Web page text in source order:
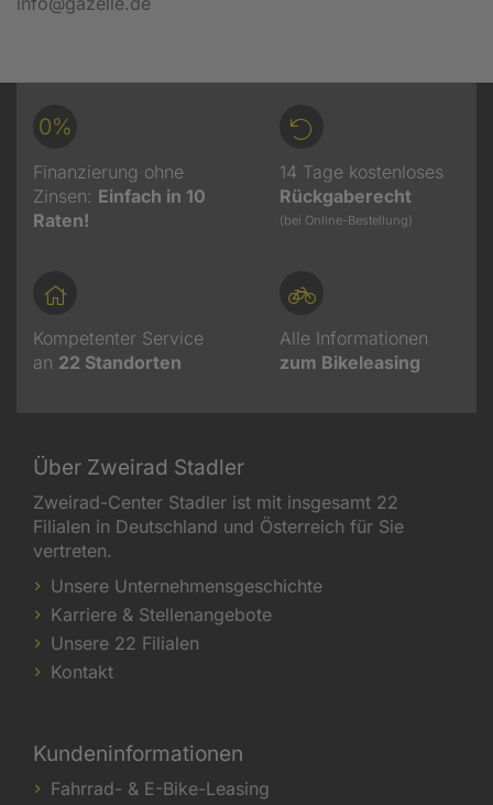
0%
Finanzierung ohne
Zinsen: Einfach in 10
Raten!
14 Tage kostenloses
Rückgaberecht
(bei Online-Bestellung)
Kompetenter Service
an 22 Standorten
Alle Informationen
zum Bikeleasing
Über Zweirad Stadler
Zweirad-Center Stadler ist mit insgesamt 22
Filialen in Deutschland und Österreich für Sie
vertreten.
Unsere Unternehmensgeschichte
Karriere & Stellenangebote
Unsere 22 Filialen
Kontakt
Kundeninformationen
Fahrrad- & E-Bike-Leasing